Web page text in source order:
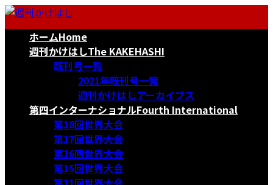
コ
ナ
ホームHome
週刊かけはしThe KAKEHASHI
既刊号一覧
2021年既刊号一覧
週刊かけはしアーカイブス
第四インターナショナルFourth International
第18回世界大会
第17回世界大会
第16回世界大会
第15回世界大会